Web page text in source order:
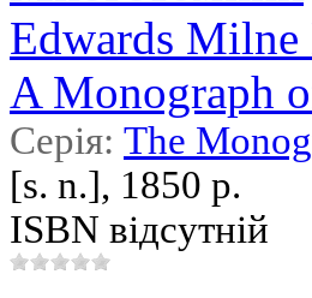
Edwards Milne
A Monograph
Серія: The
[s. n.], 1850 р.
ISBN відсутній